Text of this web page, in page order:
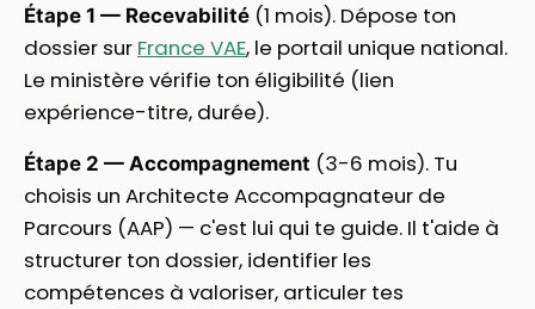
Étape 1 — Recevabilité (1 mois). Dépose ton
dossier sur France VAE, le portail unique national.
Le ministère vérifie ton éligibilité (lien
expérience-titre, durée).
Étape 2 — Accompagnement (3-6 mois). Tu
choisis un Architecte Accompagnateur de
Parcours (AAP) — c'est lui qui te guide. Il t'aide à
structurer ton dossier, identifier les
compétences à valoriser, articuler tes